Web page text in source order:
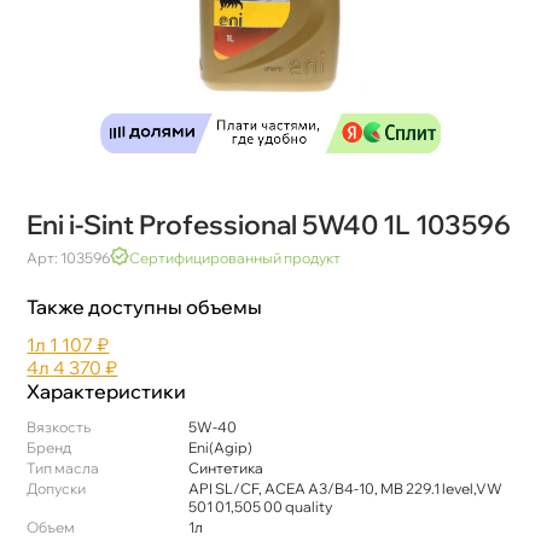
Eni i-Sint Professional 5W40 1L 103596
Арт: 103596 Сертифицированный продукт
Также доступны объемы
1л 1 107 ₽
4л 4 370 ₽
Характеристики
язкость
5W-40
Бренд
Eni(Agip)
Тип масла
Синтетика
Допуски
API SL/CF, ACEA A3/B4-10, MB 229.1 level,VW
501 01,505 00 quality
Объем
1л